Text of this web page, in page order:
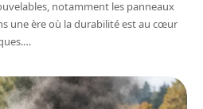
notamment les panneaux
une ère où la durabilité est au cœur
…